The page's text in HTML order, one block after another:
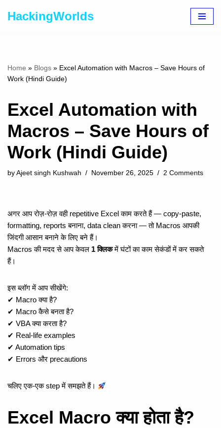
HackingWorlds
Home » Blogs » Excel Automation with Macros – Save Hours of
Work (Hindi Guide)
Excel Automation with
Macros – Save Hours of
Work (Hindi Guide)
by Ajeet singh Kushwah November 26, 2025 2 Comments
अगर आप रोज़-रोज़ वही repetitive Excel काम करते हैं — copy-paste,
formatting, reports बनाना, data clean करना — तो Macros आपकी
जिंदगी आसान बनाने के लिए बने हैं।
Macros की मदद से आप केवल 1 क्लिकमें घंटों का काम सेकंडों में कर सकते
हैं।
इस ब्लॉग में आप सीखेंगे:
✔ Macro क्या है?
✔ Macro कैसे बनता है?
✔ VBA क्या करता है?
✔ Real-life examples
✔ Automation tips
✔ Errors और precautions
चलिए एक-एक step में समझते हैं।
Excel Macro क्या होता है?